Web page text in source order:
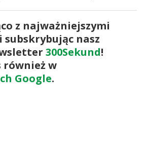
z najważniejszymi
nasz
300Sekund!
również w
Google.